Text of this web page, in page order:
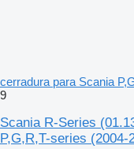
cerradura para Scania
9
Scania R-Series
P,G,R,T-series